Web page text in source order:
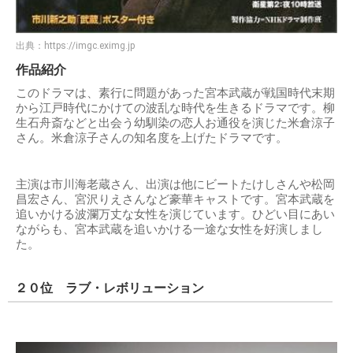
出典： https://imgc.eximg.jp
作品紹介
このドラマは、素行に問題があった宮本武蔵が戦国時代末期
から江戸時代にかけての波乱な時代を生きるドラマです。柳
生石舟斎などと出会う幼馴染の恋人お通役を演じた米倉涼子
さん。米倉涼子さんの知名度を上げたドラマです。
主演は市川海老蔵さん、出演は他にビートたけしさんや松岡
昌宏さん、宮沢りえさんなど豪華キャストです。宮本武蔵を
追いかける波瀾万丈な女性を演じています。ひどい目にあい
ながらも、宮本武蔵を追いかける一途な女性を好演しまし
た。
２０位 ラブ・レボリューション